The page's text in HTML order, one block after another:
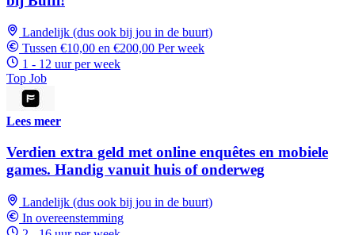
Landelijk (dus ook bij jou in de buurt)
Tussen €10,00 en €200,00 Per week
1 - 12 uur per week
Top Job
Lees meer
Verdien extra geld met online enquêtes en mobiele
games. Handig vanuit huis of onderweg
Landelijk (dus ook bij jou in de buurt)
In overeenstemming